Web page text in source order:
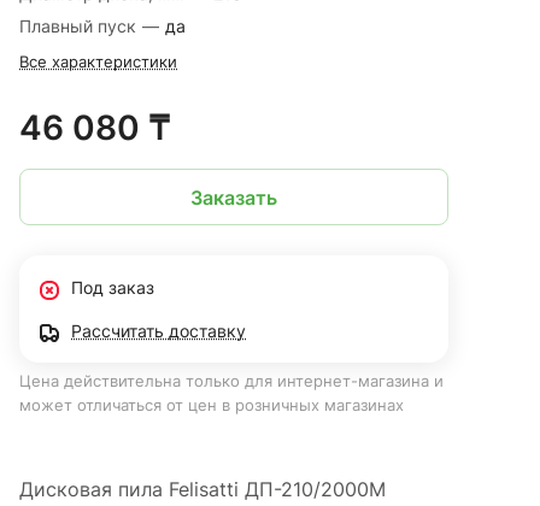
Плавный пуск — да
Все характеристики
46 080 ₸
Заказать
Под заказ
Рассчитать доставку
Цена действительна только для интернет-магазина и
может отличаться от цен в розничных магазинах
Дисковая пила Felisatti ДП-210/2000М